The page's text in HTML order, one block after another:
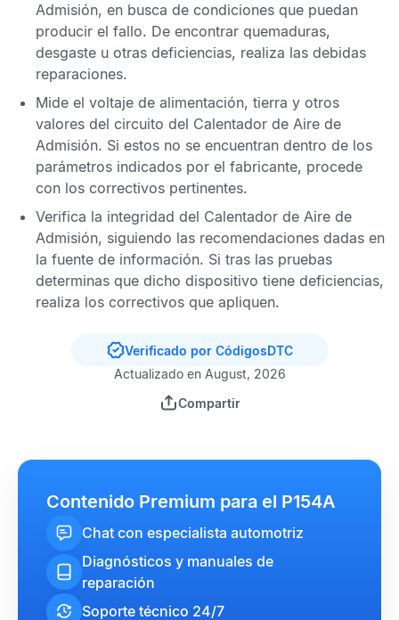
Admisión, en busca de condiciones que puedan
producir el fallo. De encontrar quemaduras,
desgaste u otras deficiencias, realiza las debidas
reparaciones.
Mide el voltaje de alimentación, tierra y otros
valores del circuito del Calentador de Aire de
Admisión. Si estos no se encuentran dentro de los
parámetros indicados por el fabricante, procede
con los correctivos pertinentes.
Verifica la integridad del Calentador de Aire de
Admisión, siguiendo las recomendaciones dadas en
la fuente de información. Si tras las pruebas
determinas que dicho dispositivo tiene deficiencias,
realiza los correctivos que apliquen.
Verificado por CódigosDTC
Actualizado en August, 2026
Compartir
Contenido Premium para el P154A
Chat con especialista automotriz
Diagnósticos y manuales de
reparación
Soporte técnico 24/7